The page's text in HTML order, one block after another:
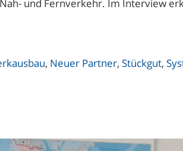
und Fernverkehr. Im Interview
, Neuer Partner, Stückgut,